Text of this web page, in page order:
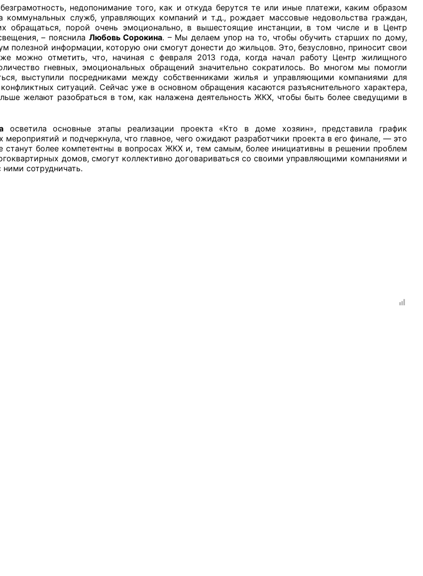
за 2024 г.
недопонимание того, как и откуда берутся те или иные платежи, каким образом
коммунальных служб, управляющих компаний и т.д., рождает массовые недовольства граждан,
обращаться, порой очень эмоционально, в вышестоящие инстанции, в том числе и в Центр
– пояснила Любовь Сорокина. – Мы делаем упор на то, чтобы обучить старших по дому,
полезной информации, которую они смогут донести до жильцов. Это, безусловно, приносит свои
можно отметить, что, начиная с февраля 2013 года, когда начал работу Центр жилищного
гневных, эмоциональных обращений значительно сократилось. Во многом мы помогли
выступили посредниками между собственниками жилья и управляющими компаниями для
ситуаций. Сейчас уже в основном обращения касаются разъяснительного характера,
желают разобраться в том, как налажена деятельность ЖКХ, чтобы быть более сведущими в
осветила основные этапы реализации проекта «Кто в доме хозяин», представила график
мероприятий и подчеркнула, что главное, чего ожидают разработчики проекта в его финале, — это
станут более компетентны в вопросах ЖКХ и, тем самым, более инициативны в решении проблем
домов, смогут коллективно договариваться со своими управляющими компаниями и
ними сотрудничать.